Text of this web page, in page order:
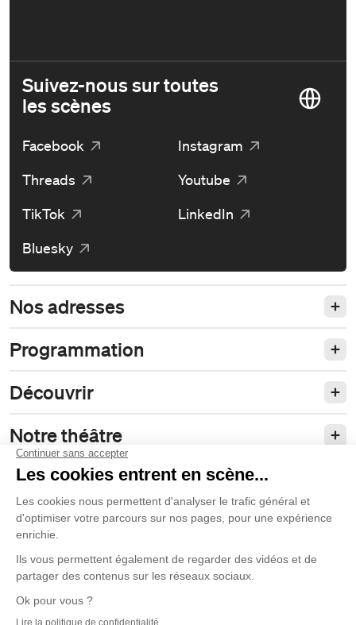
Suivez-nous sur toutes
les scènes
Facebook
Instagram
Threads
Youtube
TikTok
LinkedIn
Bluesky
Nos adresses
Programmation
Découvrir
Notre théâtre
Philanthropie et partenariats
Nos politiques